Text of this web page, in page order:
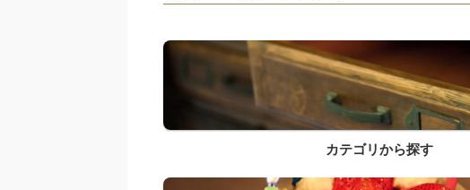
カテゴリから探す